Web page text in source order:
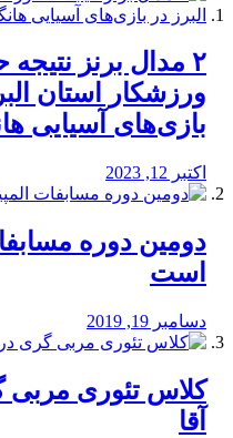
ورزشکار استان
بازی‌های آسیایی
اکتبر 12, 2023
دومین دوره
است
دسامبر 19, 2019
آقا